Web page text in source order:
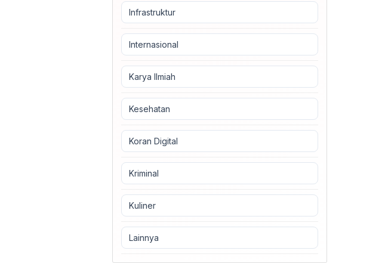
Infrastruktur
Internasional
Karya Ilmiah
Kesehatan
Koran Digital
Kriminal
Kuliner
Lainnya